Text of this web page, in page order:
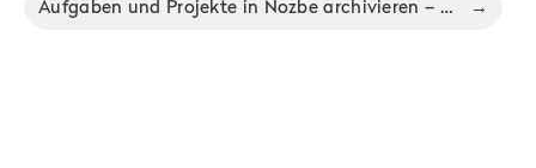
Aufgaben und Projekte in Nozbe archivieren – Teil 17 unserer FAQ-Serie →